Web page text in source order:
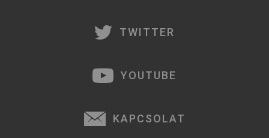
TWITTER
YOUTUBE
KAPCSOLAT